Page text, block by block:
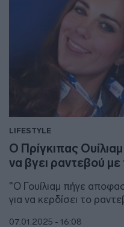
LIFESTYLE
Ο Πρίγκιπας
να βγει ραντεβού με
"Ο Γουίλιαμ πήγε
για να κερδίσει το
07.01.2025 - 16:08